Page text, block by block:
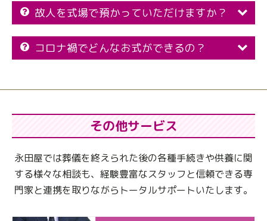
故人を式場で預かっていただけますか？
コロナ禍でどんなお式ができるの？
その他サービス
永田屋では葬儀を終えられた後の各種手続きや供養に関
する様々な相談も、 経験豊富なスタッフと信頼できる専
門家と連携を取りながらトータルサポートいたします。